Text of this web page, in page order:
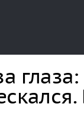
глаза: